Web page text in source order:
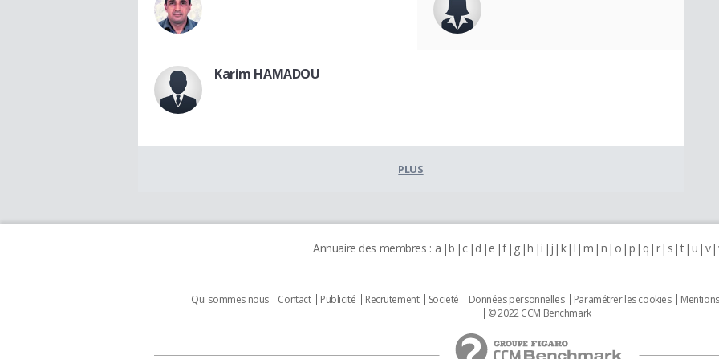
Karim HAMADOU
PLUS
Annuaire des membres : a b c d e f g h i j k l m n o p q r s t u v
Qui sommes nous Contact Publicité Recrutement Societé Données personnelles Paramétrer les cookies
© 2022 CCM Benchmark